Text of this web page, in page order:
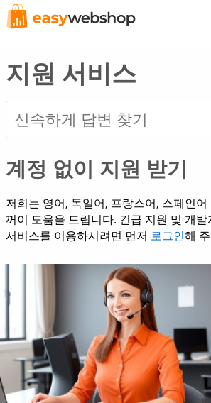
지원 서비스
계정 없이 지원 받기
저희는 영어, 독일어, 프랑스어, 스페인
꺼이 도움을 드립니다. 긴급 지원 및 개
서비스를 이용하시려면 먼저 로그인해